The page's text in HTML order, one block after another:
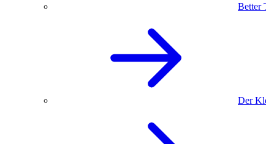
Better
Der